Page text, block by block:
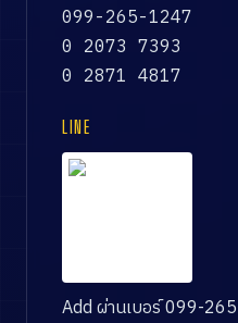
099-265-1247
0 2073 7393
0 2871 4817
LINE
Add ผ่านเบอร์ 099-